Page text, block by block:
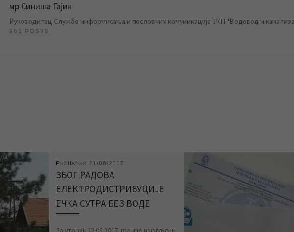
мр Синиша Гајин
Руководилац Службе информисања и пословних комуникација ЈКП "Водовод и
861 POSTS
Published 21/08/2017
ЗБОГ РАДОВА
ЕЛЕКТРОДИСТРИБУЦИЈЕ
ЕЧКА СУТРА БЕЗ ВОДЕ
За уторак 22.08.2017. године најављени